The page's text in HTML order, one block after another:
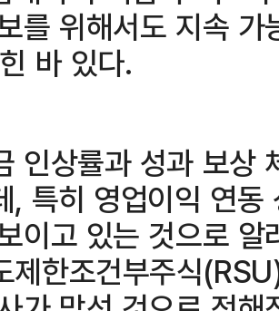
를 위해서도 지속
바 있다.
인상률과 성과 보상
, 특히 영업이익 연
이고 있는 것으로
제한조건부주식